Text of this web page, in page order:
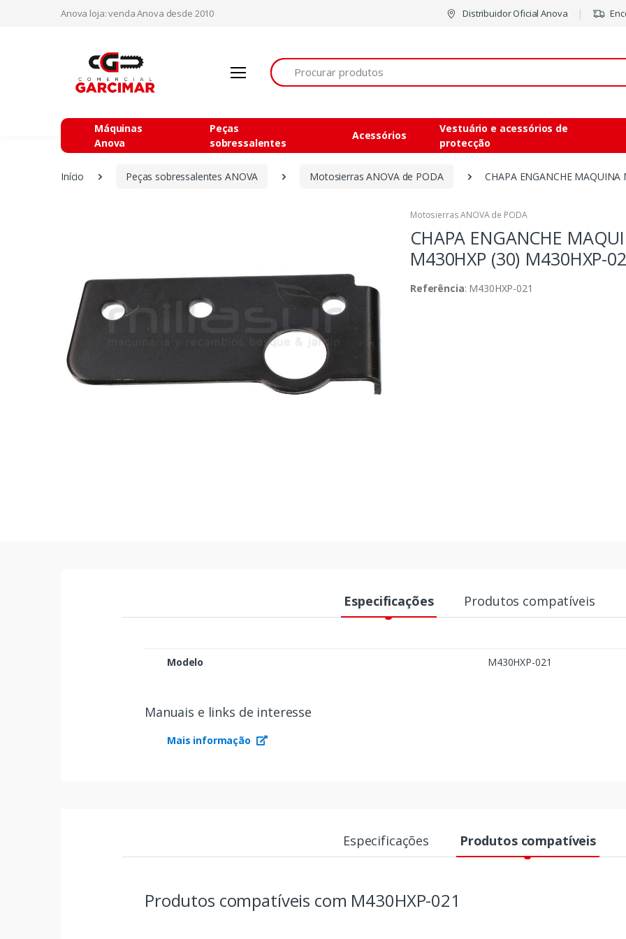
Anova loja: venda Anova desde 2010 Distribuidor Oficial Anova
Procurar
Máquinas
Anova
Peças
sobressalentes
Acessórios
Vestuário e acessórios de
protecção
Início Peças sobressalentes ANOVA Motosierras ANOVA de PODA CHAPA ENGANCHE MAQUINA
Motosierras ANOVA de PODA
CHAPA ENGANCHE
M430HXP (30) M430HXP-
Referência: M430HXP-021
Especificações Produtos compatíveis
Modelo M430HXP-021
Manuais e links de interesse
Mais informação
Especificações Produtos compatíveis
Produtos compatíveis com M430HXP-021